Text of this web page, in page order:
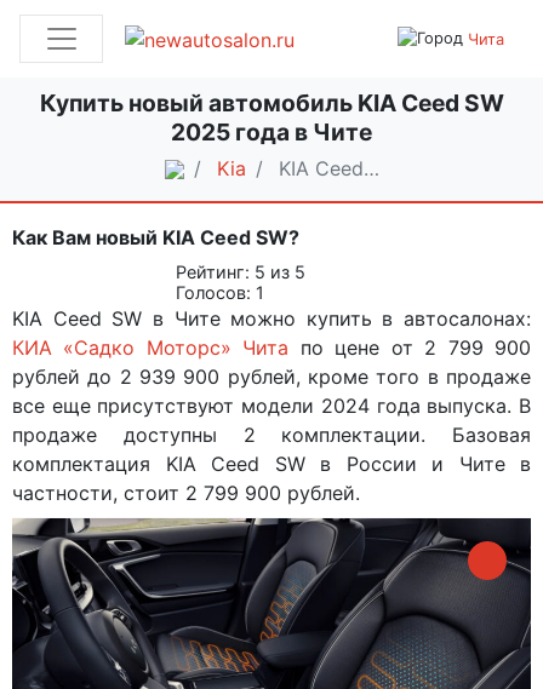
Чита
Купить новый автомобиль KIA Ceed SW
2025 года в Чите
Kia KIA Ceed…
Как Вам новый KIA Ceed SW?
Рейтинг: 5 из 5
Голосов: 1
KIA Ceed SW в Чите можно купить в автосалонах:
КИА «Садко Моторс» Чита по цене от 2 799 900
рублей до 2 939 900 рублей, кроме того в продаже
все еще присутствуют модели 2024 года выпуска. В
продаже доступны 2 комплектации. Базовая
комплектация KIA Ceed SW в России и Чите в
частности, стоит 2 799 900 рублей.